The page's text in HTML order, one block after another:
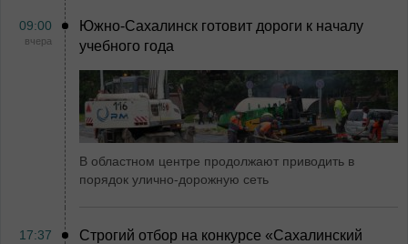
09:00
вчера
Южно-Сахалинск готовит дороги к началу
учебного года
В областном центре продолжают приводить в
порядок улично-дорожную сеть
17:37
Строгий отбор на конкурсе «Сахалинский